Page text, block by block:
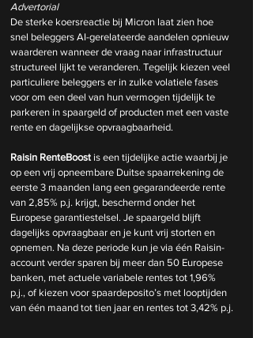
Advertorial
De sterke koersreactie bij Micron laat zien hoe
snel beleggers AI-gerelateerde aandelen opnieuw
waarderen wanneer de vraag naar infrastructuur
structureel lijkt te veranderen. Tegelijk kiezen veel
particuliere beleggers er in zulke volatiele fases
voor om een deel van hun vermogen tijdelijk te
parkeren in spaargeld of producten met een vaste
rente en dagelijkse opvraagbaarheid.
Raisin RenteBoost is een tijdelijke actie waarbij je
op een vrij opneembare Duitse spaarrekening de
eerste 3 maanden lang een gegarandeerde rente
van 2,85% p.j. krijgt, beschermd onder het
Europese garantiestelsel. Je spaargeld blijft
dagelijks opvraagbaar en je kunt vrij storten en
opnemen. Na deze periode kun je via één Raisin-
account verder sparen bij meer dan 50 Europese
banken, met actuele variabele rentes tot 1,96%
p.j., of kiezen voor spaardeposito’s met looptijden
van één maand tot tien jaar en rentes tot 3,42% p.j.